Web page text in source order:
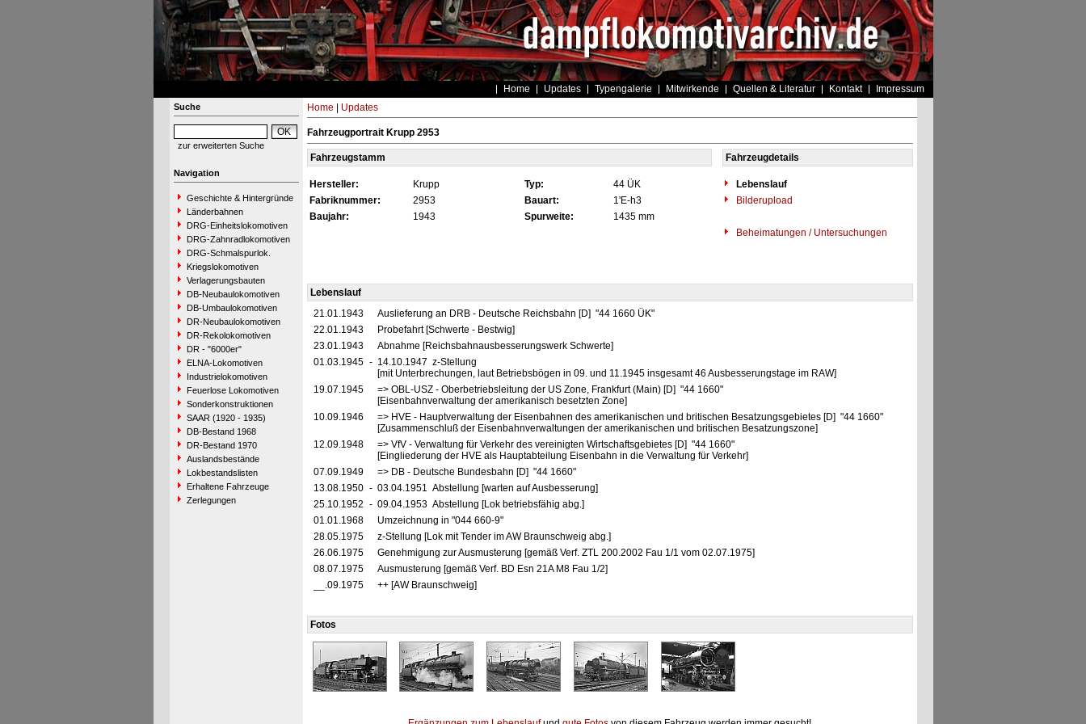
Home Updates Typengalerie Mitwirkende Quellen & Literatur Kontakt Impressum
Suche
zur erweiterten Suche
Navigation
Geschichte & Hintergründe
Länderbahnen
DRG-Einheitslokomotiven
DRG-Zahnradlokomotiven
DRG-Schmalspurlok.
Kriegslokomotiven
Verlagerungsbauten
DB-Neubaulokomotiven
DB-Umbaulokomotiven
DR-Neubaulokomotiven
DR-Rekolokomotiven
DR - "6000er"
ELNA-Lokomotiven
Industrielokomotiven
Feuerlose Lokomotiven
Sonderkonstruktionen
SAAR (1920 - 1935)
DB-Bestand 1968
DR-Bestand 1970
Auslandsbestände
Lokbestandslisten
Erhaltene Fahrzeuge
Zerlegungen
Home Updates
Fahrzeugportrait Krupp 2953
Fahrzeugstamm Fahrzeugdetails
Hersteller: Krupp Typ: 44 ÜK
Lebenslauf
Fabriknummer:
2953 Bauart: 1'E-h3
Bilderupload
Baujahr:
1943 Spurweite:
1435 mm
Beheimatungen / Untersuchungen
Lebenslauf
21.01.1943
Auslieferung an DRB - Deutsche Reichsbahn [D] "44 1660 ÜK"
22.01.1943
Probefahrt [Schwerte - Bestwig]
23.01.1943
Abnahme [Reichsbahnausbesserungswerk Schwerte]
01.03.1945 - 14.10.1947 z-Stellung
[mit Unterbrechungen, laut Betriebsbögen in 09. und 11.1945 insgesamt 46 Ausbesserungstage im RAW]
19.07.1945
=> OBL-USZ - Oberbetriebsleitung der US Zone, Frankfurt (Main) [D] "44 1660"
[Eisenbahnverwaltung der amerikanisch besetzten Zone]
10.09.1946
=> HVE - Hauptverwaltung der Eisenbahnen des amerikanischen und britischen Besatzungsgebietes [D] "44 1660"
[Zusammenschluß der Eisenbahnverwaltungen der amerikanischen und britischen Besatzungszone]
12.09.1948
=> VfV - Verwaltung für Verkehr des vereinigten Wirtschaftsgebietes [D] "44 1660"
[Eingliederung der HVE als Hauptabteilung Eisenbahn in die Verwaltung für Verkehr]
07.09.1949
=> DB - Deutsche Bundesbahn [D] "44 1660"
13.08.1950 - 03.04.1951 Abstellung [warten auf Ausbesserung]
25.10.1952 - 09.04.1953 Abstellung [Lok betriebsfähig abg.]
01.01.1968
Umzeichnung in "044 660-9"
28.05.1975
z-Stellung [Lok mit Tender im AW Braunschweig abg.]
26.06.1975
Genehmigung zur Ausmusterung [gemäß Verf. ZTL 200.2002 Fau 1/1 vom 02.07.1975]
08.07.1975
Ausmusterung [gemäß Verf. BD Esn 21A M8 Fau 1/2]
__.09.1975
++ [AW Braunschweig]
Fotos